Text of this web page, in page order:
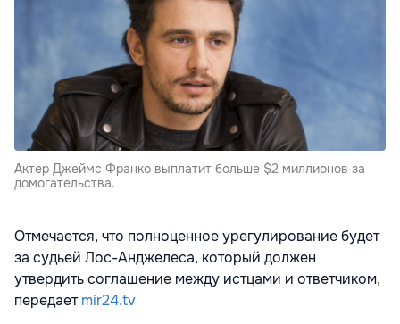
Актер Джеймс Франко выплатит больше $2 миллионов за
домогательства.
Отмечается, что полноценное урегулирование будет
за судьей Лос-Анджелеса, который должен
утвердить соглашение между истцами и ответчиком,
передаетmir24.tv